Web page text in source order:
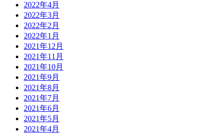
2022年4月
2022年3月
2022年2月
2022年1月
2021年12月
2021年11月
2021年10月
2021年9月
2021年8月
2021年7月
2021年6月
2021年5月
2021年4月